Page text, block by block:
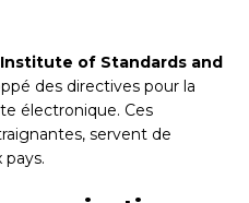
of Standards and
des directives pour la
électronique. Ces
servent de